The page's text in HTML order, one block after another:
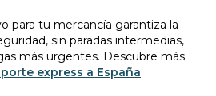
para tu mercancía garantiza la
sin paradas intermedias,
más urgentes. Descubre más
express a España